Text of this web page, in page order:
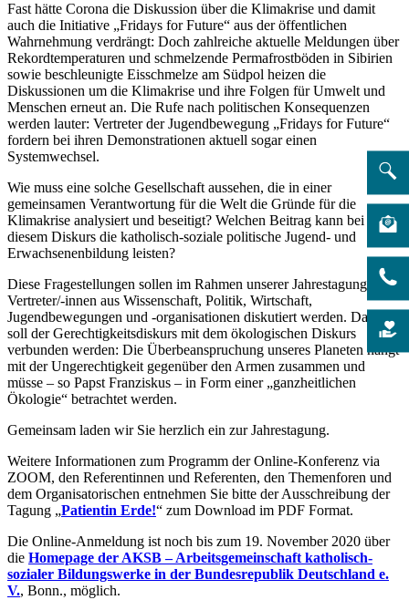
Fast hätte Corona die Diskussion über die Klimakrise und damit
auch die Initiative „Fridays for Future“ aus der öffentlichen
Wahrnehmung verdrängt: Doch zahlreiche aktuelle Meldungen über
Rekordtemperaturen und schmelzende Permafrostböden in Sibirien
sowie beschleunigte Eisschmelze am Südpol heizen die
Diskussionen um die Klimakrise und ihre Folgen für Umwelt und
Menschen erneut an. Die Rufe nach politischen Konsequenzen
werden lauter: Vertreter der Jugendbewegung „Fridays for Future“
fordern bei ihren Demonstrationen aktuell sogar einen
Systemwechsel.
Wie muss eine solche Gesellschaft aussehen, die in einer
gemeinsamen Verantwortung für die Welt die Gründe für die
Klimakrise analysiert und beseitigt? Welchen Beitrag kann bei
diesem Diskurs die katholisch-soziale politische Jugend- und
Erwachsenenbildung leisten?
Diese Fragestellungen sollen im Rahmen unserer Jahrestagung mit
Vertreter/-innen aus Wissenschaft, Politik, Wirtschaft,
Jugendbewegungen und -organisationen diskutiert werden. Dabei
soll der Gerechtigkeitsdiskurs mit dem ökologischen Diskurs
verbunden werden: Die Überbeanspruchung unseres Planeten hängt
mit der Ungerechtigkeit gegenüber den Armen zusammen und
müsse – so Papst Franziskus – in Form einer „ganzheitlichen
Ökologie“ betrachtet werden.
Gemeinsam laden wir Sie herzlich ein zur Jahrestagung.
Weitere Informationen zum Programm der Online-Konferenz via
ZOOM, den Referentinnen und Referenten, den Themenforen und
dem Organisatorischen entnehmen Sie bitte der Ausschreibung der
Tagung „Patientin Erde!“ zum Download im PDF Format.
Die Online-Anmeldung ist noch bis zum 19. November 2020 über
die Homepage der AKSB – Arbeitsgemeinschaft katholisch-
sozialer Bildungswerke in der Bundesrepublik Deutschland e.
V., Bonn., möglich.